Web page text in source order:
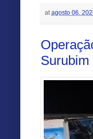
at agosto 06,